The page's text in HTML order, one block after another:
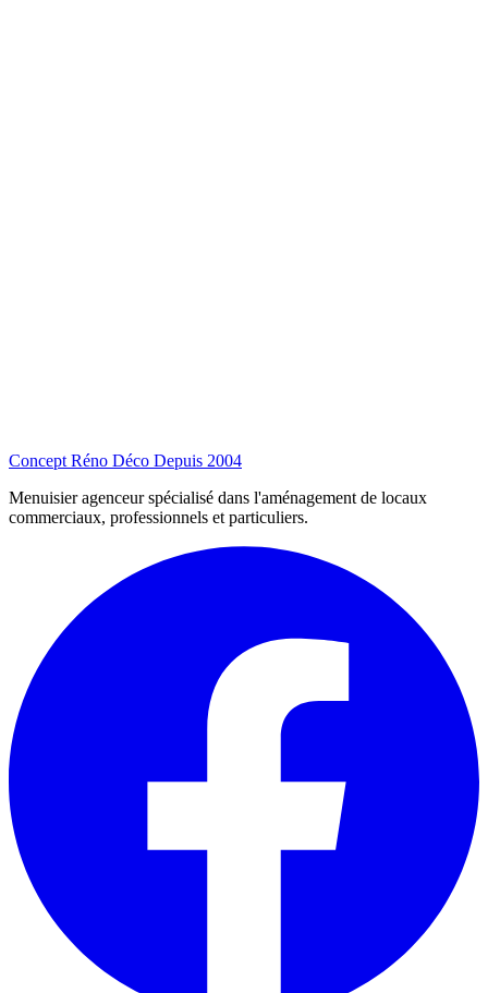
Concept Réno Déco Depuis 2004
Menuisier agenceur spécialisé dans l'aménagement de locaux
commerciaux, professionnels et particuliers.